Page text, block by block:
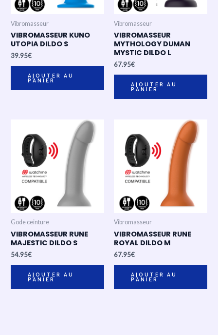
Vibromasseur
VIBROMASSEUR KUNO
UTOPIA DILDO S
39.95€
AJOUTER AU
PANIER
Vibromasseur
VIBROMASSEUR
MYTHOLOGY DUMAN
MYSTIC DILDO L
67.95€
AJOUTER AU
PANIER
Gode ceinture
VIBROMASSEUR RUNE
MAJESTIC DILDO S
54.95€
AJOUTER AU
PANIER
Vibromasseur
VIBROMASSEUR RUNE
ROYAL DILDO M
67.95€
AJOUTER AU
PANIER